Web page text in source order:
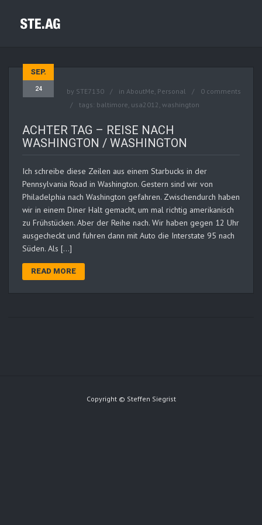
SEP.
24 by STE7130 in AboutMe, Personal
0 comments
tags: baltimore, usa2012 , washington
ACHTER TAG – REISE NACH
WASHINGTON / WASHINGTON
Ich schreibe diese Zeilen aus einem Starbucks in der
Pennsylvania Road in Washington. Gestern sind wir von
Philadelphia nach Washington gefahren. Zwischendurch haben
wir in einem Diner Halt gemacht, um mal richtig amerikanisch
zu Frühstücken. Aber der Reihe nach. Wir haben gegen 12 Uhr
ausgecheckt und fuhren dann mit Auto die Interstate 95 nach
Süden. Als […]
READ MORE
Copyright © Steffen Siegrist